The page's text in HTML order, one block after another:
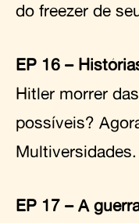
do freezer de
EP 16 –
Hitler morrer
possíveis?
Multiversidades.
EP 17 – A